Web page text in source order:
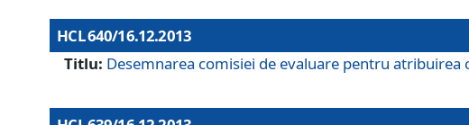
HCL 640/16.12.2013
Titlu: Desemnarea comisiei de evaluare pentru